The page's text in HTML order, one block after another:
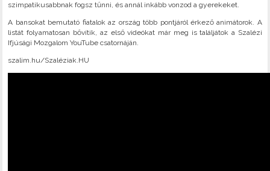
szimpatikusabbnak fogsz tűnni, és annál inkább vonzod a gyerekeket.
A bansokat bemutató fiatalok az ország több pontjáról érkező animátorok. A
listát folyamatosan bővítik, az első videókat már meg is találjátok a Szalézi
Ifjúsági Mozgalom YouTube csatornáján.
szalim.hu/Szaléziak.HU